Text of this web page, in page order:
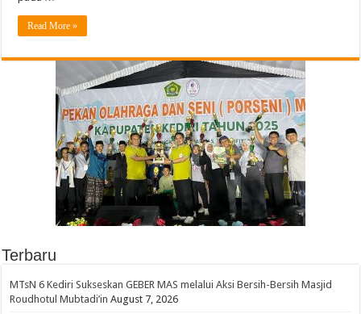
Read More »
Terbaru
MTsN 6 Kediri Sukseskan GEBER MAS melalui Aksi Bersih-Bersih Masjid
Roudhotul Mubtadi’in August 7, 2026